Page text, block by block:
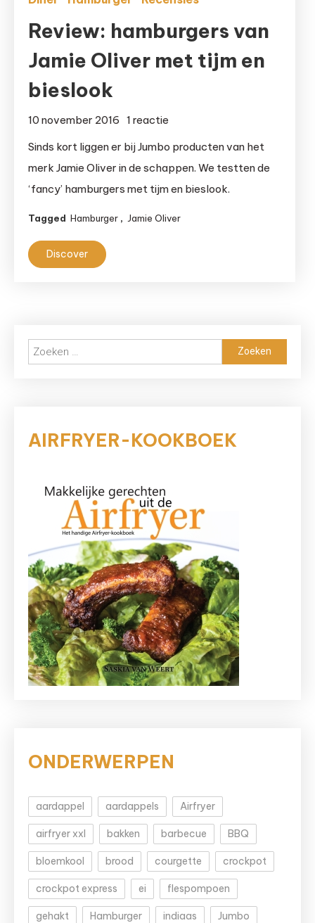
Review: hamburgers van
Jamie Oliver met tijm en
bieslook
10 november 2016 1 reactie
hamburgers
van
Jamie
Oliver
Sinds kort liggen er bij Jumbo producten van het
merk Jamie Oliver in de schappen. We testten de
‘fancy’ hamburgers met tijm en bieslook.
Tagged Hamburger , Jamie Oliver
Discover
Zoeken
naar:
AIRFRYER-KOOKBOEK
ONDERWERPEN
aardappel aardappels Airfryer
airfryer xxl bakken barbecue BBQ
bloemkool brood courgette crockpot
crockpot express ei flespompoen
gehakt Hamburger indiaas Jumbo